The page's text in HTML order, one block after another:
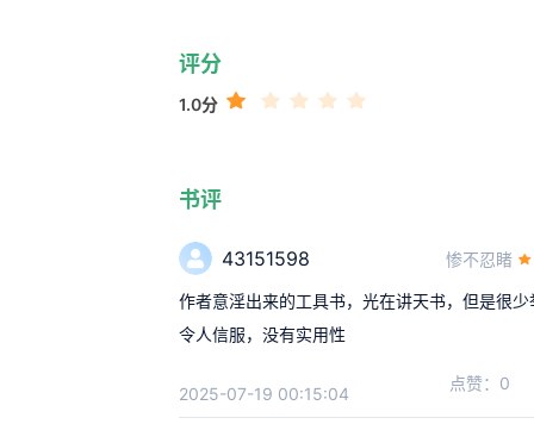
评分
1.0分
书评
43151598 惨不忍睹
作者意淫出来的工具书，光在讲天书，但是很
令人信服，没有实用性
2025-07-19 00:15:04
点赞：0